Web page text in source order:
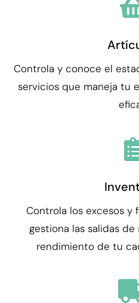
Controla y conoce el
servicios que maneja tu
Controla los excesos y
gestiona las salidas
rendimiento de tu